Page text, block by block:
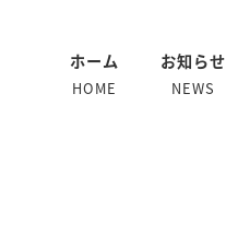
ホーム
HOME
お知らせ
NEWS